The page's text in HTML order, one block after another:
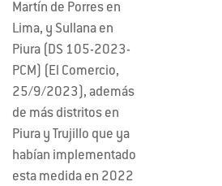
Martín de Porres en
Lima, y Sullana en
Piura (DS 105-2023-
PCM) (El Comercio,
25/9/2023), además
de más distritos en
Piura y Trujillo que ya
habían implementado
esta medida en 2022